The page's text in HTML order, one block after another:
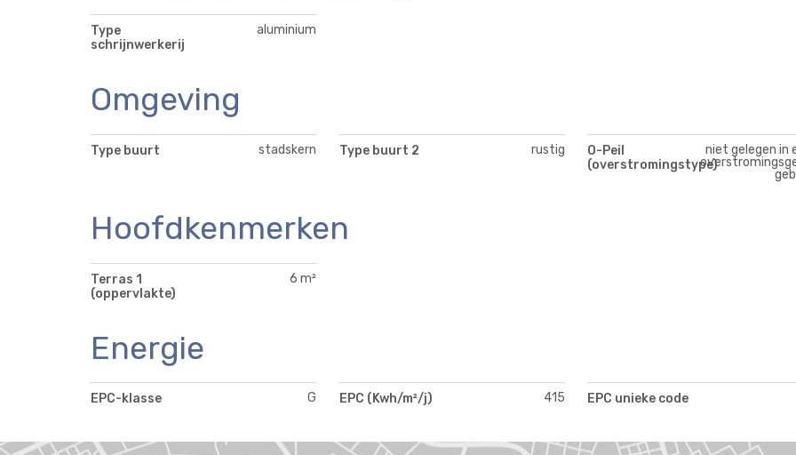
Type
schrijnwerkerij
aluminium
Omgeving
Type buurt stadskern Type buurt 2 rustig
O-Peil
(overstromingstype)
niet gelegen in
Hoofdkenmerken
Terras 1
(oppervlakte)
6 m²
Energie
EPC-klasse G EPC (Kwh/m²/j) 415 EPC unieke code